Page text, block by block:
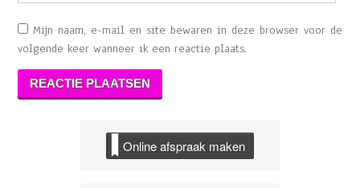
Mijn naam, e-mail en site bewaren in deze browser voor de
volgende keer wanneer ik een reactie plaats.
Online afspraak maken